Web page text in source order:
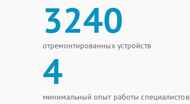
3240
отремонтированных устройств
4
минимальный опыт работы специалистов